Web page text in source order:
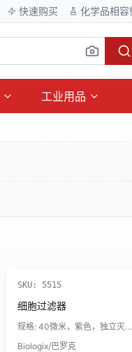
快速购买 化学品相容
工业用品
SKU: 5515
细胞过滤器
规格: 40微米，紫色，独立灭菌
Biologix/巴罗克